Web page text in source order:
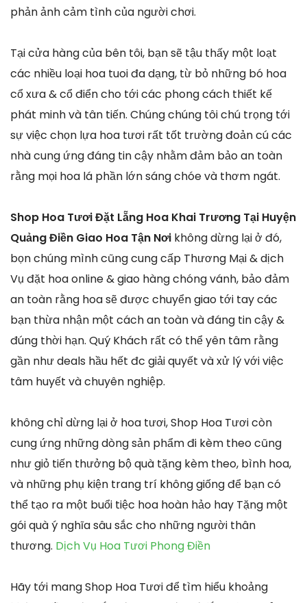
phản ảnh cảm tình của người chơi.
Tại cửa hàng của bên tôi, bạn sẽ tậu thấy một loạt
các nhiều loại hoa tuoi đa dạng, từ bỏ những bó hoa
cổ xưa & cổ điển cho tới các phong cách thiết kế
phát minh và tân tiến. Chúng chúng tôi chú trọng tới
sự việc chọn lựa hoa tươi rất tốt trường đoản cú các
nhà cung ứng đáng tin cậy nhằm đảm bảo an toàn
rằng mọi hoa lá phần lớn sáng chóe và thơm ngát.
Shop Hoa Tươi Đặt Lẵng Hoa Khai Trương Tại Huyện
Quảng Điền Giao Hoa Tận Nơi không dừng lại ở đó,
bọn chúng mình cũng cung cấp Thương Mại & dịch
Vụ đặt hoa online & giao hàng chóng vánh, bảo đảm
an toàn rằng hoa sẽ được chuyển giao tới tay các
bạn thừa nhận một cách an toàn và đáng tin cậy &
đúng thời hạn. Quý Khách rất có thể yên tâm rằng
gần như deals hầu hết đc giải quyết và xử lý với việc
tâm huyết và chuyên nghiệp.
không chỉ dừng lại ở hoa tươi, Shop Hoa Tươi còn
cung ứng những dòng sản phẩm đi kèm theo cũng
như giỏ tiến thưởng bộ quà tặng kèm theo, bình hoa,
và những phụ kiện trang trí không giống để bạn có
thể tạo ra một buổi tiệc hoa hoàn hảo hay Tặng một
gói quà ý nghĩa sâu sắc cho những người thân
thương. Dịch Vụ Hoa Tươi Phong Điền
Hãy tới mang Shop Hoa Tươi để tìm hiểu khoảng